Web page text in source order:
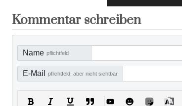
Kommentar schreiben
Name pflichtfeld
E-Mail pflichtfeld, aber nicht sichtbar